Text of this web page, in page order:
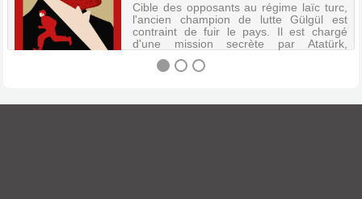
Cible des opposants au régime laïc turc,
l'ancien champion de lutte Gülgül est
contraint de fuir le pays. Il est chargé
d'une mission secrète par Atatürk,
rapporter tout ce qui se trame en Suisse.
Commence pour lui une double vie,...